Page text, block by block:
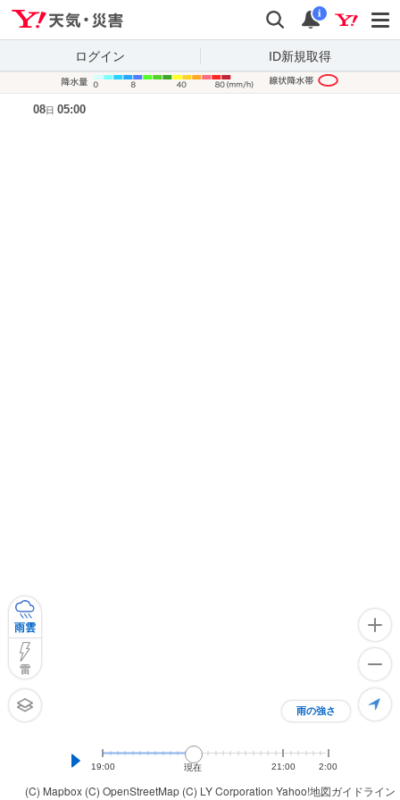
検索 通知
i
ログイン ID新規取得
(C) Mapbox (C) OpenStreetMap (C) LY Corporation Yahoo!地図ガイドライン
雨の強さ
雨雲
雷
19:00 現在 21:00 2:00
08日 05:00